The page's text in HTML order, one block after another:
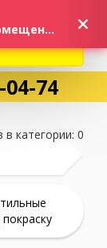
04-74
в категории: 0
«Идеальные обои для любого помещения!»